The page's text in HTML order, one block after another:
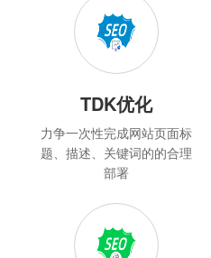
TDK优化
力争一次性完成网站页面标
题、描述、关键词的的合理
部署